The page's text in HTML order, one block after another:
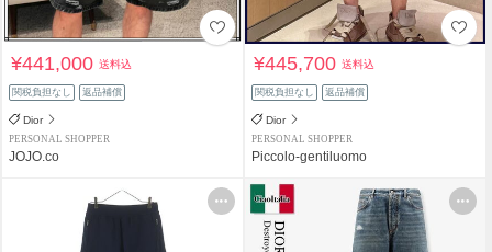
¥441,000送料込
関税負担なし 返品補償
Dior
PERSONAL SHOPPER
JOJO.co
¥445,700送料込
関税負担なし 返品補償
Dior
PERSONAL SHOPPER
Piccolo-gentiluomo